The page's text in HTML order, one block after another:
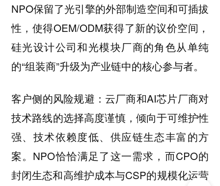
NPO保留了光引擎的外部制造空间和可插拔
性，使得OEM/ODM获得了新的议价空间，
硅光设计公司和光模块厂商的角色从单纯
的“组装商”升级为产业链中的核心参与者。
客户侧的风险规避： 云厂商和AI芯片厂商对
技术路线的选择高度谨慎，倾向于可维护性
强、技术依赖度低、供应链生态丰富的方
案。NPO恰恰满足了这一需求，而CPO的
封闭生态和高维护成本与CSP的规模化运营